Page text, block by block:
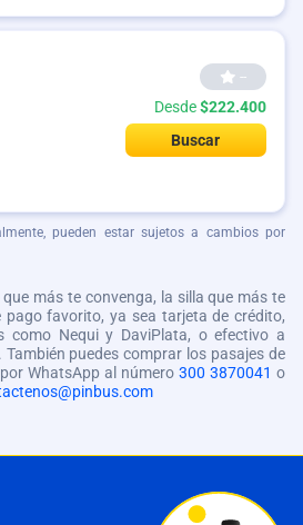
--
Desde$222.400
Buscar
pueden estar sujetos a cambios por
más te convenga, la silla que más te
favorito, ya sea tarjeta de crédito,
como Nequi y DaviPlata, o efectivo a
puedes comprar los pasajes de
WhatsApp al número 300 3870041 o